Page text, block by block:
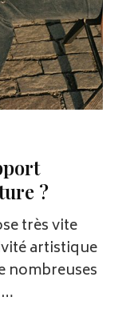
?
très vite
artistique
nombreuses